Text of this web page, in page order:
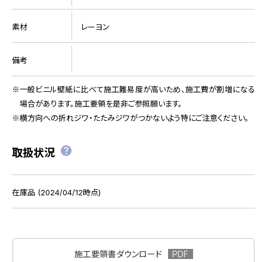
素材 レーヨン
備考
一般ビニル壁紙に比べて施工難易度が高いため、施工費が割増になる
場合があります。施工要領を是非ご参照願います。
横方向への折れジワ・たたみジワがつかないよう特にご注意ください。
取扱状況
在庫品 (2024/04/12時点)
施工要領書ダウンロード